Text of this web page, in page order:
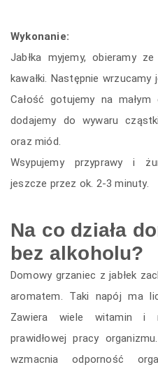
Wykonanie:
Jabłka myjemy, obieramy
kawałki. Następnie
Całość gotujemy na
dodajemy do wywaru
oraz miód.
Wsypujemy przyprawy i
jeszcze przez ok. 2-3 minuty.
Na co działa
bez alkoholu?
Domowy grzaniec z jabłek
aromatem. Taki napój ma
Zawiera wiele witamin i
prawidłowej pracy
wzmacnia odporność